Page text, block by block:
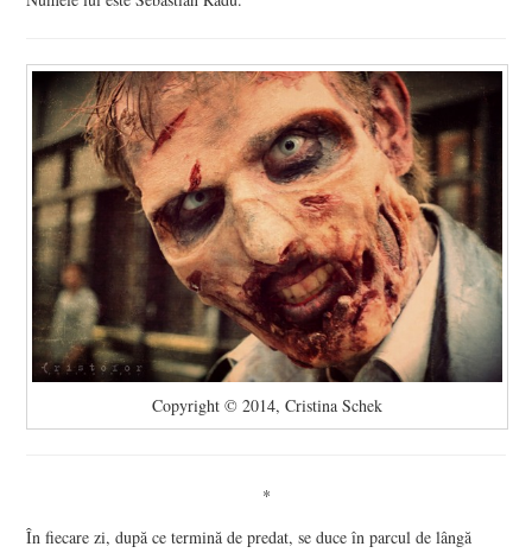
Copyright © 2014, Cristina Schek
*
În fiecare zi, după ce termină de predat, se duce în parcul de lângă